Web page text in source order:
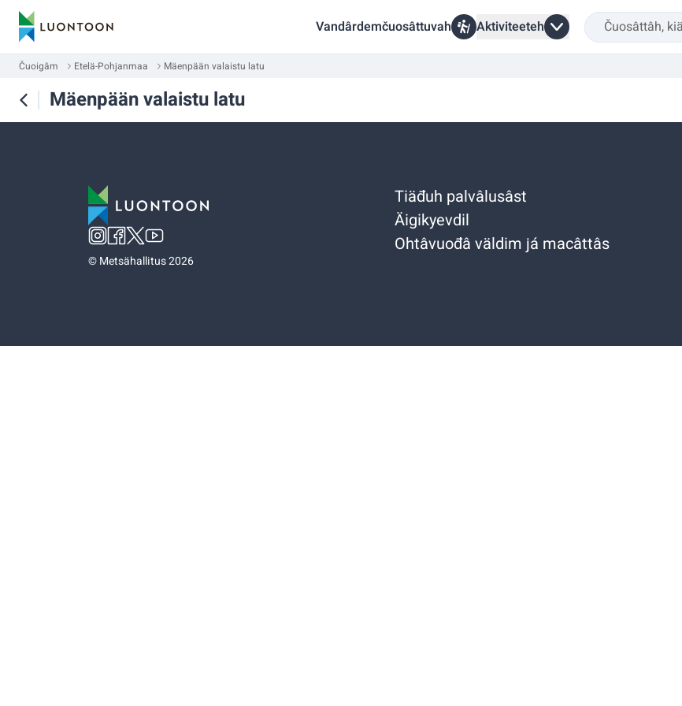
Vandârdemčuosâttuvah Aktiviteeteh
Čuoigâm Etelä-Pohjanmaa Mäenpään valaistu latu
Mäenpään valaistu latu
©Metsähallitus 2026
Tiäđuh palvâlusâst
Äigikyevdil
Ohtâvuođâ väldim já macâttâs